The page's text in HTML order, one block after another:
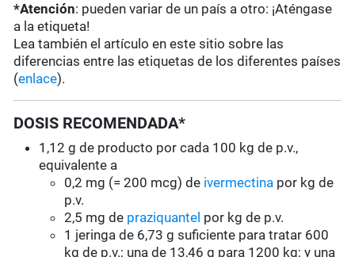
*Atención: pueden variar de un país a otro: ¡Aténgase
a la etiqueta!
Lea también el artículo en este sitio sobre las
diferencias entre las etiquetas de los diferentes países
(enlace).
DOSIS RECOMENDADA*
1,12 g de producto por cada 100 kg de p.v.,
equivalente a
0,2 mg (= 200 mcg) de ivermectina por kg de
p.v.
2,5 mg de praziquantel por kg de p.v.
1 jeringa de 6,73 g suficiente para tratar 600
kg de p.v.; una de 13,46 g para 1200 kg; y una